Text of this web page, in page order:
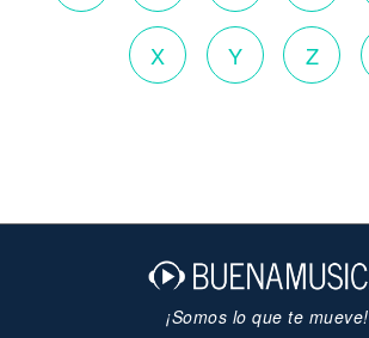
X Y Z
¡Somos lo que te mueve!